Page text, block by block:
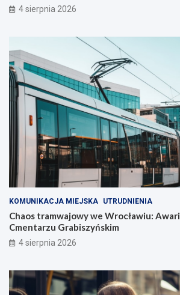
4 sierpnia 2026
KOMUNIKACJA MIEJSKA UTRUDNIENIA
Chaos tramwajowy we Wrocławiu:
Cmentarzu Grabiszyńskim
4 sierpnia 2026